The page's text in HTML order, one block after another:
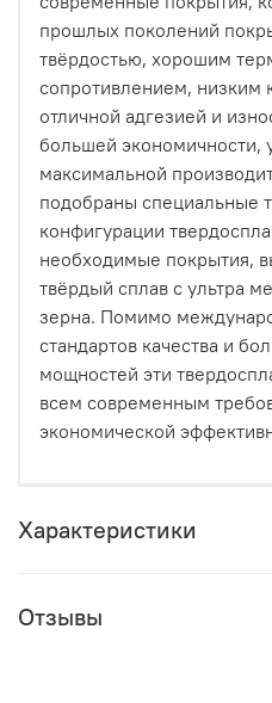
прошлых поколений
твёрдостью, хорошим
сопротивлением, низким
отличной адгезией и
большей экономичности,
максимальной
подобраны специальные
конфигурации
необходимые покрытия,
твёрдый сплав с ультра
зерна. Помимо
стандартов качества и
мощностей эти
всем современным
экономической
Характеристики
Отзывы